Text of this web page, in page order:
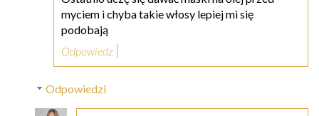
myciem i chyba takie włosy lepiej mi się
podobają
Odpowiedz
Odpowiedzi